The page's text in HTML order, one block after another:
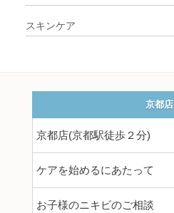
スキンケア
京都店
京都店(京都駅徒歩２分)
ケアを始めるにあたって
お子様のニキビのご相談